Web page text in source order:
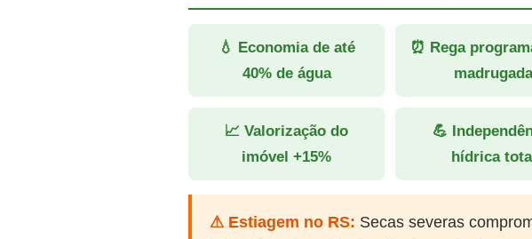
💧 Economia de até
40% de água
⏰ Rega
madrugada
📈 Valorização do
imóvel +15%
💪
hídrica
⚠ Estiagem no RS: Secas severas